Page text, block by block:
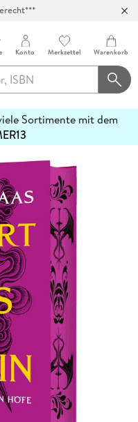
Konto Merkzettel Warenkorb
Sortimente mit dem